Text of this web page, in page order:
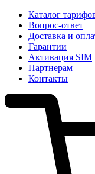
Каталог
Вопрос-ответ
Доставка и
Гарантии
Активация SIM
Партнерам
Контакты